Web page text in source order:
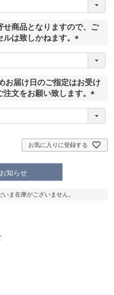
必
)
商品となりますので、ご
ルは致しかねます。
(
)
届け日のご指定はお受け
注文をお願い致します。
(
必
)
お気に入りに登録する
知らせ
ま在庫がございません。